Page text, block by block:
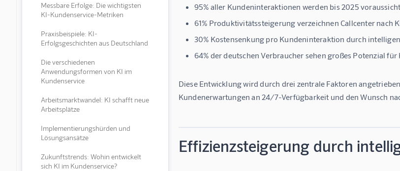
Messbare Erfolge: Die wichtigsten
KI-Kundenservice-Metriken
Praxisbeispiele: KI-
Erfolgsgeschichten aus Deutschland
Die verschiedenen
Anwendungsformen von KI im
Kundenservice
Arbeitsmarktwandel: KI schafft neue
Arbeitsplätze
Implementierungshürden und
Lösungsansätze
Zukunftstrends: Wohin entwickelt
sich KI im Kundenservice?
95% aller Kundeninteraktionen werden bis 2025
61% Produktivitätssteigerung verzeichnen Callcenter nach
30% Kostensenkung pro Kundeninteraktion durch
64% der deutschen Verbraucher sehen großes Potenzial
Diese Entwicklung wird durch drei zentrale Faktoren
Kundenerwartungen an 24/7-Verfügbarkeit und den Wunsch
Effizienzsteigerung durch